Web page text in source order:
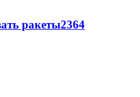
ракеты2364